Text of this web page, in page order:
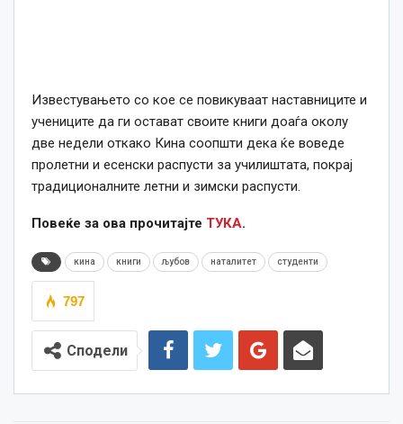
Известувањето со кое се повикуваат наставниците и
учениците да ги остават своите книги доаѓа околу
две недели откако Кина соопшти дека ќе воведе
пролетни и есенски распусти за училиштата, покрај
традиционалните летни и зимски распусти.
Повеќе за ова прочитајте ТУКА.
кина книги љубов наталитет студенти
797
Сподели